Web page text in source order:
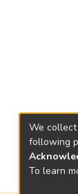
We
following
To learn